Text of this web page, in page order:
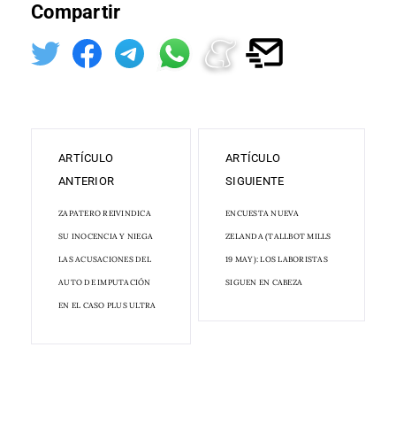
Compartir
ARTÍCULO
ANTERIOR
ZAPATERO REIVINDICA
SU INOCENCIA Y NIEGA
LAS ACUSACIONES DEL
AUTO DE IMPUTACIÓN
EN EL CASO PLUS ULTRA
ARTÍCULO
SIGUIENTE
ENCUESTA NUEVA
ZELANDA (TALLBOT MILLS
19 MAY): LOS LABORISTAS
SIGUEN EN CABEZA